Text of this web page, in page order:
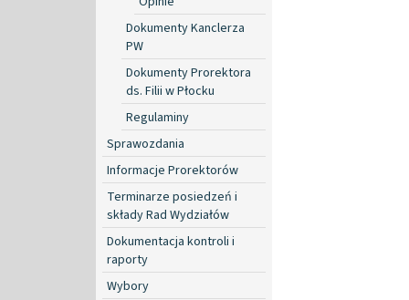
Dokumenty Kanclerza
PW
Dokumenty Prorektora
ds. Filii w Płocku
Regulaminy
Sprawozdania
Informacje Prorektorów
Terminarze posiedzeń i
składy Rad Wydziałów
Dokumentacja kontroli i
raporty
Wybory